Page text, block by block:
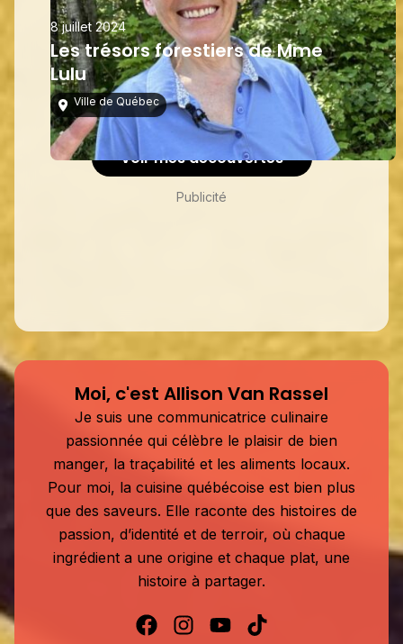
8 juillet 2024
Les trésors forestiers de Mme
Lulu
Ville de Québec
Voir mes découvertes
Publicité
Moi, c'est Allison Van Rassel
Je suis une communicatrice culinaire
passionnée qui célèbre le plaisir de bien
manger, la traçabilité et les aliments locaux.
Pour moi, la cuisine québécoise est bien plus
que des saveurs. Elle raconte des histoires de
passion, d’identité et de terroir, où chaque
ingrédient a une origine et chaque plat, une
histoire à partager.